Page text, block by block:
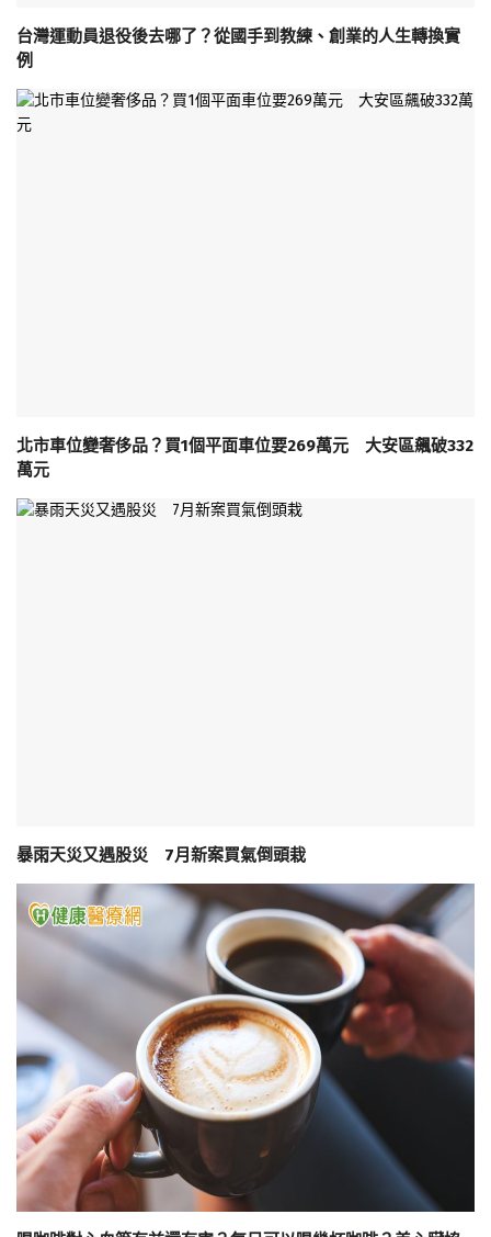
台灣運動員退役後去哪了？從國手到教練、創業的人生轉換實
例
北市車位變奢侈品？買1個平面車位要269萬元 大安區飆破332
萬元
暴雨天災又遇股災 7月新案買氣倒頭栽